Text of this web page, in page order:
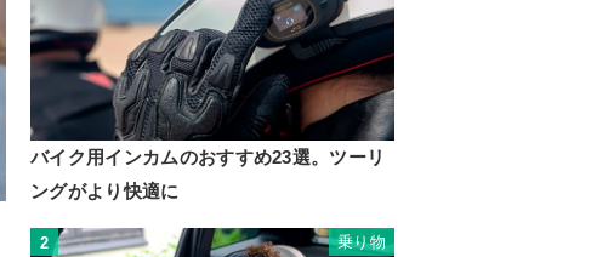
バイク用インカムのおすすめ23選。ツーリ
ングがより快適に
2 乗り物